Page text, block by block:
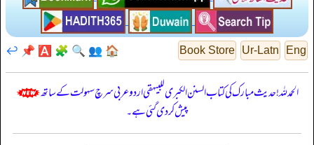
Eng
Ur-Latn
Book Store
🏠
👥
🔍
🧩
🅰️
📌
↩️
الحمدللہ! حدیث مبارک کی کتاب السنن الكبرى للبيهقي اردو عربی سرچ سہولت کے ساتھ
پیش کر دی گئی ہے۔